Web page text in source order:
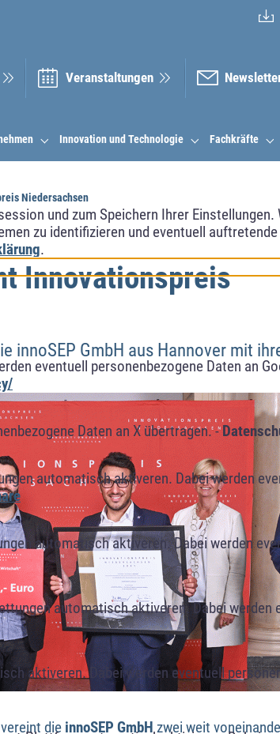
und zum Speichern Ihrer
zu identifizieren und eventuell
.
eventuell personenbezogene Daten an
Daten an X übertragen. -
automatisch aktiveren. Dabei werden
automatisch aktiveren. Dabei werden
automatisch aktiveren. Dabei werden
aktiveren. Dabei werden eventuell
Innovation und Technologie Fachkräfte
Veranstal­tungen
Niedersachsen
Innovationspreis
innoSEP GmbH aus Hannover mit
die innoSEP GmbHzwei weit